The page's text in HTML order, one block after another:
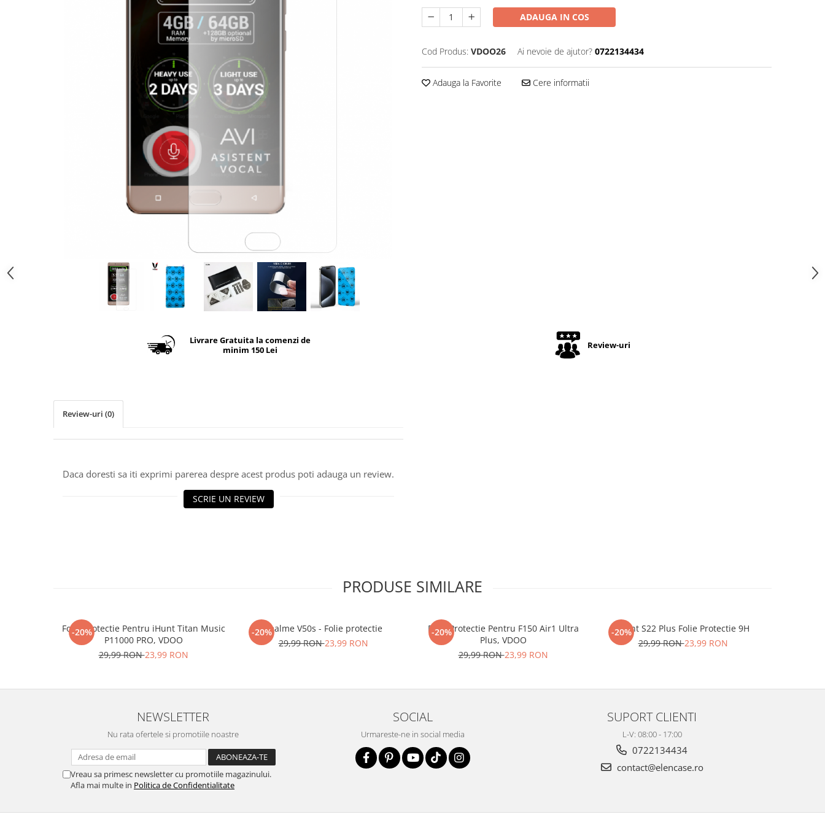
ADAUGA IN COS
Cod Produs: VDOO26 Ai nevoie de ajutor? 0722134434
Adauga la Favorite Cere informatii
Livrare Gratuita la comenzi de
minim 150 Lei
Review-uri
Review-uri (0)
Daca doresti sa iti exprimi parerea despre acest produs poti adauga un review.
SCRIE UN REVIEW
PRODUSE SIMILARE
-20%
Folie Protectie Pentru iHunt Titan Music
P11000 PRO, VDOO
29,99 RON23,99 RON
-20%Realme V50s - Folie protectie
29,99 RON23,99 RON
-20%
Folie Protectie Pentru F150 Air1 Ultra
Plus, VDOO
29,99 RON23,99 RON
-20%
iHunt S22 Plus Folie Protectie 9H
29,99 RON23,99 RON
NEWSLETTER
Nu rata ofertele si promotiile noastre
Vreau sa primesc newsletter cu promotiile magazinului.
Afla mai multe in Politica de Confidentialitate
SOCIAL
Urmareste-ne in social media
SUPORT CLIENTI
L-V: 08:00 - 17:00
0722134434
contact@elencase.ro